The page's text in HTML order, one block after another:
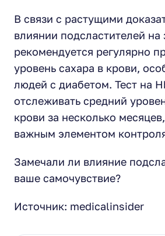
В связи с растущими
влиянии подсластителей на
рекомендуется регулярно
уровень сахара в крови,
людей с диабетом. Тест на
отслеживать средний
крови за несколько
важным элементом
Замечали ли влияние
ваше самочувствие?
Источник: medicalinsider